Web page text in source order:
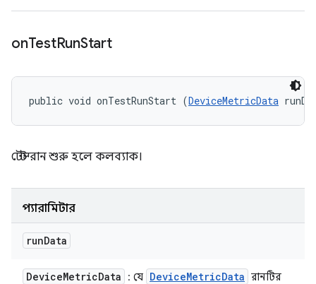
onTestRunStart
public void onTestRunStart (DeviceMetricData
টেস্ট রান শুরু হলে কলব্যাক।
প্যারামিটার
runData
DeviceMetricData : যে DeviceMetricData রানটির